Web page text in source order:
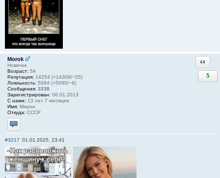
Morok
Новичок
Возраст: 54
Репутация: 14254 (+14309/−55)
Лояльность: 5084 (+5090/−6)
Сообщения: 3338
Зарегистрирован: 06.01.2013
С нами: 13 лет 7 месяцев
Имя: Мирон
Откуда: СССР
Отправить личное сообщение
5
#3217 01.01.2025, 23:41